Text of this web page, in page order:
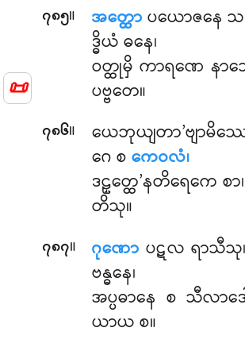
📜
၇၈၅။ အတ္ထောပယောဇနေ သ
ဒ္ဓိယံ ဓနေ၊
ဝတ္ထုမှိ ကာရဏေ နာသ
ပဗ္ဗတေ။
၇၈၆။
ယေဘုယျတာ’ဗျာမိ
ဂေ စကေဝလံ၊
ဒဠှတ္ထေ’နတိရေကေ
တိသု။
၇၈၇။ ဂုဏော ပဋလ ရာသီသု
ဗန္ဓနေ၊
အပ္ပဓာနေ စ သီလာဒ
ယာယ စ။